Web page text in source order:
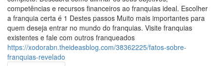
competências e recursos financeiros ao franquias ideal. Escolher
a franquia certa é 1 Destes passos Muito mais importantes para
quem deseja entrar no mundo do franquias. Visite franquias
existentes e fale com outros franqueados
https://xodorabn.theideasblog.com/38362225/fatos-sobre-
franquias-revelado